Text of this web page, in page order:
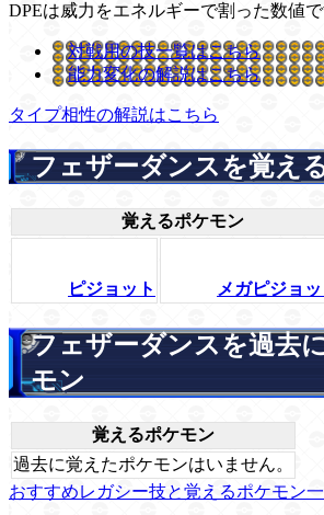
DPEは威力をエネルギーで割った数値で
対戦用の技一覧はこちら
能力変化の解説はこちら
タイプ相性の解説はこちら
フェザーダンスを覚え
覚えるポケモン
ピジョット メガピジョッ
フェザーダンスを過去
モン
覚えるポケモン
過去に覚えたポケモンはいません。
おすすめレガシー技と覚えるポケモン